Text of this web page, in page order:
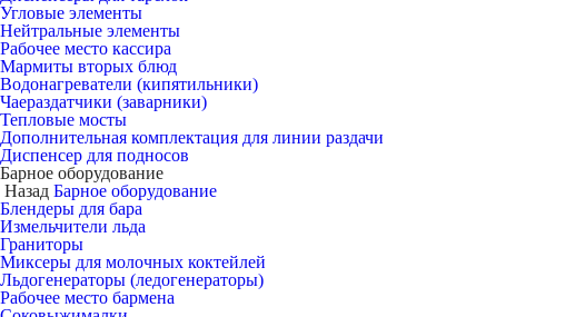
Угловые элементы
Нейтральные элементы
Рабочее место кассира
Мармиты вторых блюд
Водонагреватели (кипятильники)
Чаераздатчики (заварники)
Тепловые мосты
Дополнительная комплектация для линии раздачи
Диспенсер для подносов
Барное оборудование
Назад Барное оборудование
Блендеры для бара
Измельчители льда
Граниторы
Миксеры для молочных коктейлей
Льдогенераторы (ледогенераторы)
Рабочее место бармена